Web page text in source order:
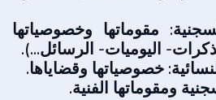
مقوماتها وخصوصياتها
اليوميات- الرسائل...).
خصوصياتها وقضاياها.
ومقوماتها الفنية.